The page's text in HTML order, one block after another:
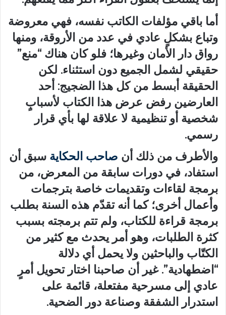
أما باقي مؤلفات الكاتب نفسه، فهي معروضة
وتباع بشكلٍ عادي في عدد من الأروقة، ومنها
رواق دار الأمان وغيرها؛ فلو كان هناك “منع”
حقيقي لشمل الجميع دون استثناء. لكن
الحقيقة أبسط من كل هذا الضجيج: أحد
العارضين رفض عرض هذا الكتاب لأسبابٍ
شخصية أو تنظيمية لا علاقة لها بأي قرار
رسمي.
والأطرف من ذلك أن صاحب الحكاية سبق أن
استفاد، في دورات سابقة من المعرض، من
برمجة لقاءات وتقديمات خاصة بترجمات
وأعمال أخرى؛ كما أنه تقدّم هذه السنة بطلب
برمجة قراءة للكتاب، ولم تتم برمجته بسبب
كثرة الطلبات، وهو أمر يحدث مع كثير من
الكتّاب والباحثين ولا يحمل أي دلالة
“اضطهادية”. غير أن صاحبنا اختار تحويل أمرٍ
عادي إلى مسرحية مفتعلة، قائمة على
استدرار الشفقة وصناعة دور الضحية.